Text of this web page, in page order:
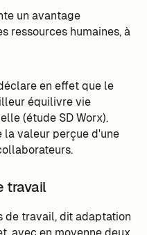
un avantage
ressources humaines, à
en effet que le
équilivre vie
(étude SD Worx).
valeur perçue d'une
travail
de travail, dit adaptation